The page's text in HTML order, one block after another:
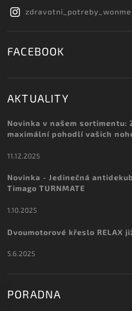
FACEBOOK
AKTUALITY
Novinka v našem sortimentu:
maximální pohodlí vašich
11.12.2025
Novinka - Jedinečná
Timago TURNMATE
1.10.2025
Dvoumotorové křeslo RELAX
5.6.2025
PORADNA